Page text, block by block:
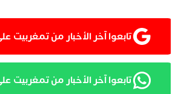
تابعوا آخر الأخبار من تمغربيت على Google News
تابعوا آخر الأخبار من تمغربيت على WhatsApp